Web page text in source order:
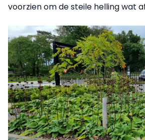
voorzien om de steile helling wat